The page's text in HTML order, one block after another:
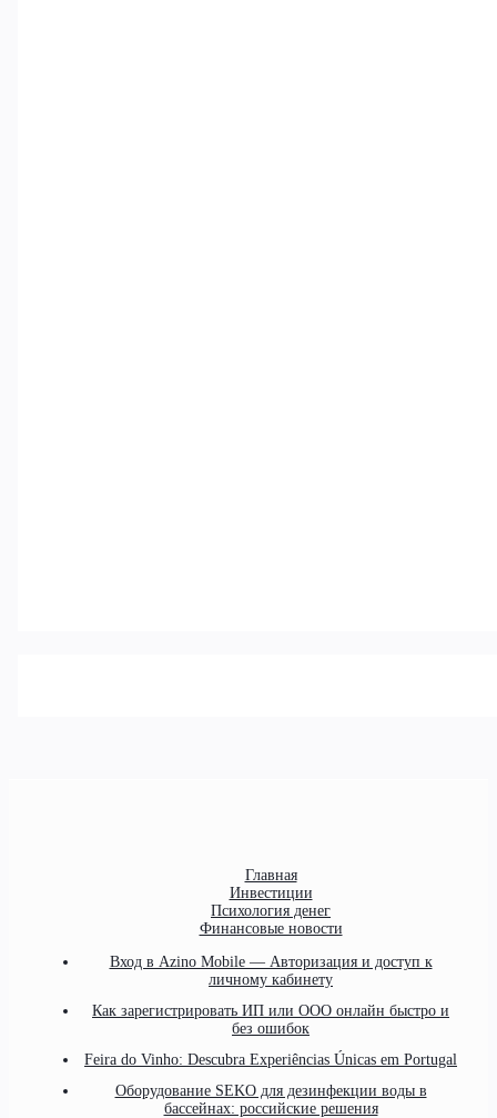
Главная
Инвестиции
Психология денег
Финансовые новости
Вход в Azino Mobile — Авторизация и доступ к
личному кабинету
Как зарегистрировать ИП или ООО онлайн быстро и
без ошибок
Feira do Vinho: Descubra Experiências Únicas em Portugal
Оборудование SEKO для дезинфекции воды в
бассейнах: российские решения